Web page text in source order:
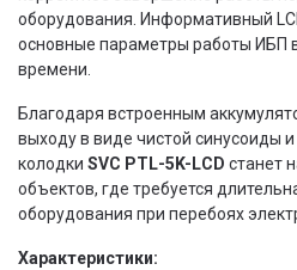
оборудования. Информативный
основные параметры работы ИБП
времени.
Благодаря встроенным
выходу в виде чистой синусоиды
колодки SVC PTL-5K-LCD станет
объектов, где требуется
оборудования при перебоях
Характеристики: